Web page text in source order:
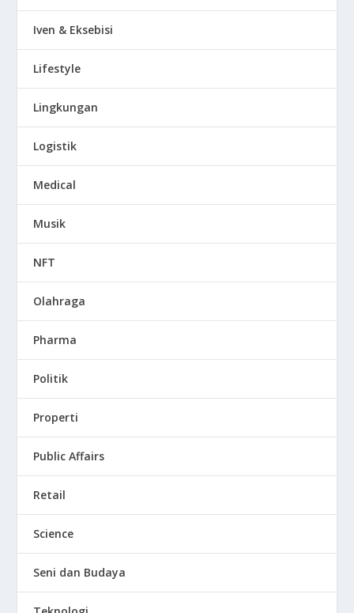
Iven & Eksebisi
Lifestyle
Lingkungan
Logistik
Medical
Musik
NFT
Olahraga
Pharma
Politik
Properti
Public Affairs
Retail
Science
Seni dan Budaya